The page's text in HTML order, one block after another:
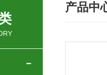
三相同步电机MTES 132SB/2
相同步电机MTES 160MA/2
产品中